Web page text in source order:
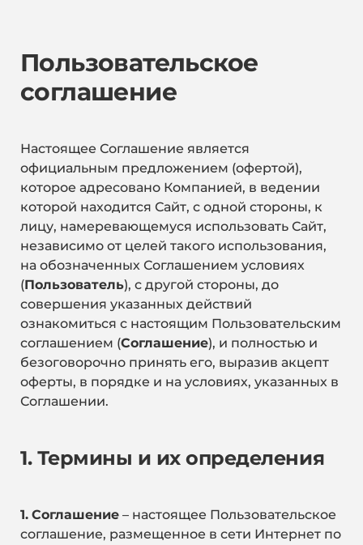
Пользовательское
соглашение
Настоящее Соглашение является
официальным предложением (офертой),
которое адресовано Компанией, в ведении
которой находится Сайт, с одной стороны, к
лицу, намеревающемуся использовать Сайт,
независимо от целей такого использования,
на обозначенных Соглашением условиях
(Пользователь), с другой стороны, до
совершения указанных действий
ознакомиться с настоящим Пользовательским
соглашением (Соглашение), и полностью и
безоговорочно принять его, выразив акцепт
оферты, в порядке и на условиях, указанных в
Соглашении.
1. Термины и их определения
1. Соглашение – настоящее Пользовательское
соглашение, размещенное в сети Интернет по